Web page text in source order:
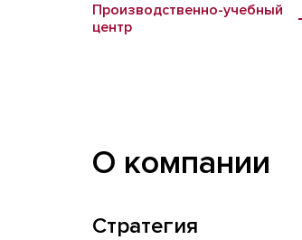
Производственно-учебный
центр
О компании
Стратегия